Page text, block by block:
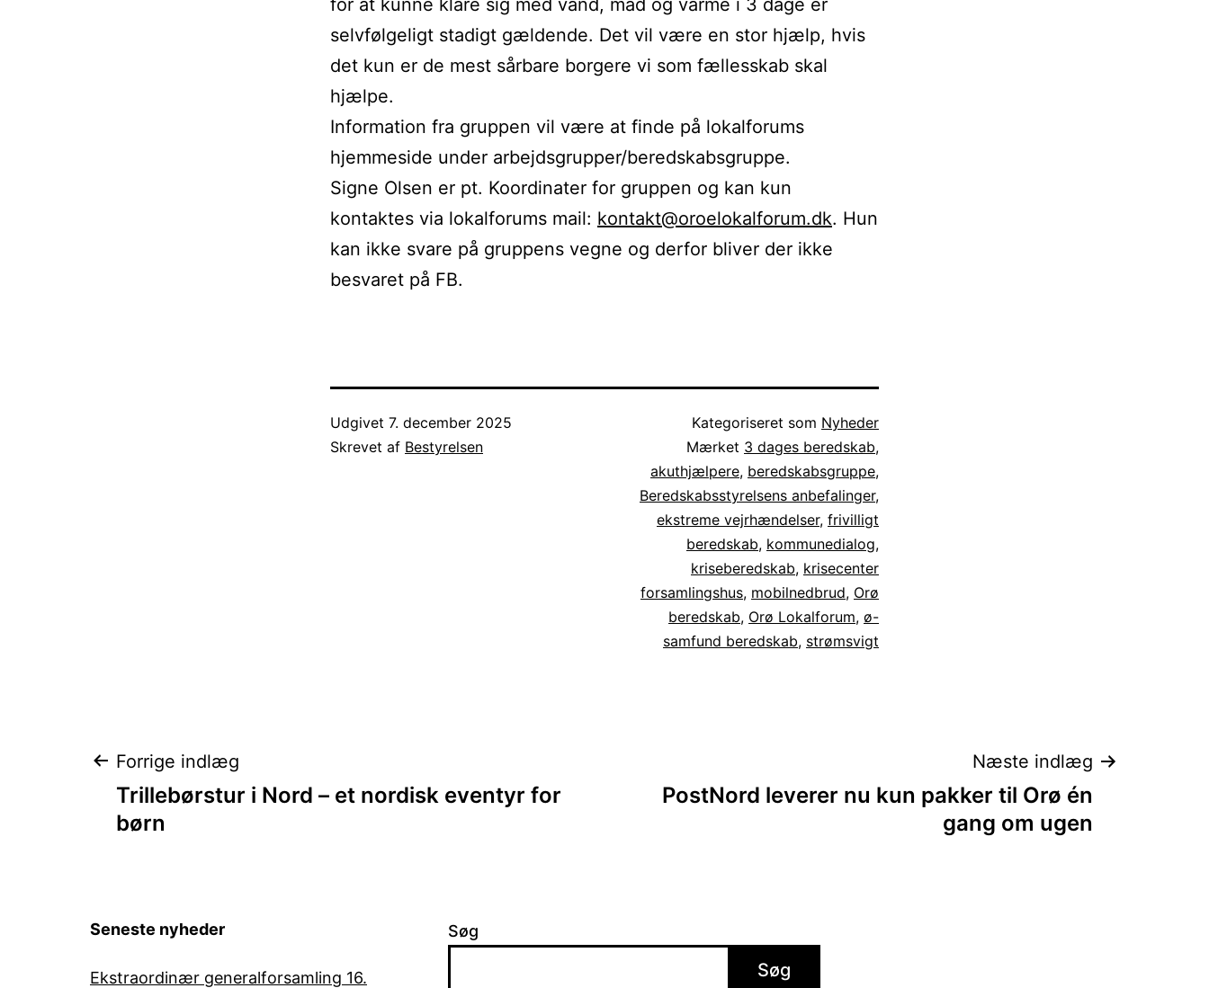
selvfølgeligt stadigt gældende. Det vil være en stor hjælp, hvis
det kun er de mest sårbare borgere vi som fællesskab skal
hjælpe.
Information fra gruppen vil være at finde på lokalforums
hjemmeside under arbejdsgrupper/beredskabsgruppe.
Signe Olsen er pt. Koordinater for gruppen og kan kun
kontaktes via lokalforums mail: kontakt@oroelokalforum.dk. Hun
kan ikke svare på gruppens vegne og derfor bliver der ikke
besvaret på FB.
Udgivet 7. december 2025
Skrevet af Bestyrelsen
Kategoriseret som Nyheder
Mærket 3 dages beredskab,
akuthjælpere, beredskabsgruppe,
Beredskabsstyrelsens anbefalinger,
ekstreme vejrhændelser, frivilligt
beredskab, kommunedialog,
kriseberedskab, krisecenter
forsamlingshus, mobilnedbrud, Orø
beredskab, Orø Lokalforum, ø-
samfund beredskab, strømsvigt
Indlægsnavigation
Forrige indlæg
Trillebørstur i Nord – et nordisk eventyr for
børn
Næste indlæg
PostNord leverer nu kun pakker til Orø én
gang om ugen
Seneste nyheder
Ekstraordinær generalforsamling 16.
Søg
Søg